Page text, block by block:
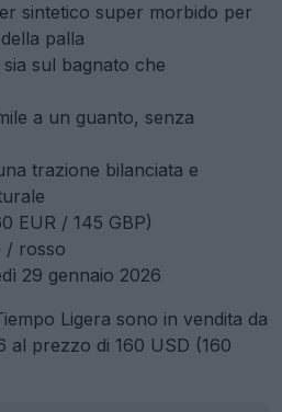
sintetico super morbido per
palla
sul bagnato che
a un guanto, senza
trazione bilanciata e
EUR / 145 GBP)
/ rosso
29 gennaio 2026
Ligera sono in vendita da
al prezzo di 160 USD (160